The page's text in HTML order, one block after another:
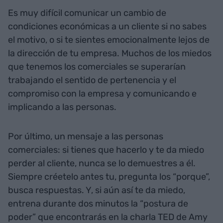
Es muy difícil comunicar un cambio de
condiciones económicas a un cliente si no sabes
el motivo, o si te sientes emocionalmente lejos de
la dirección de tu empresa. Muchos de los miedos
que tenemos los comerciales se superarían
trabajando el sentido de pertenencia y el
compromiso con la empresa y comunicando e
implicando a las personas.
Por último, un mensaje a las personas
comerciales: si tienes que hacerlo y te da miedo
perder al cliente, nunca se lo demuestres a él.
Siempre créetelo antes tu, pregunta los “porque”,
busca respuestas. Y, si aún así te da miedo,
entrena durante dos minutos la “postura de
poder” que encontrarás en la charla TED de Amy